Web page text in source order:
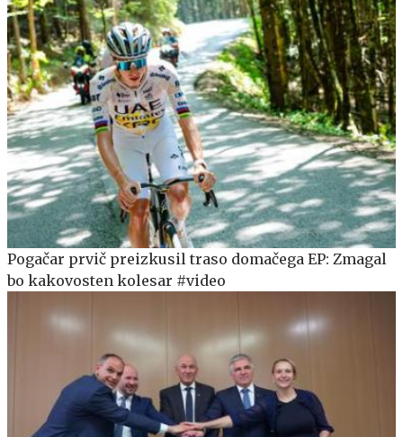
Pogačar prvič preizkusil traso domačega EP: Zmagal
bo kakovosten kolesar #video